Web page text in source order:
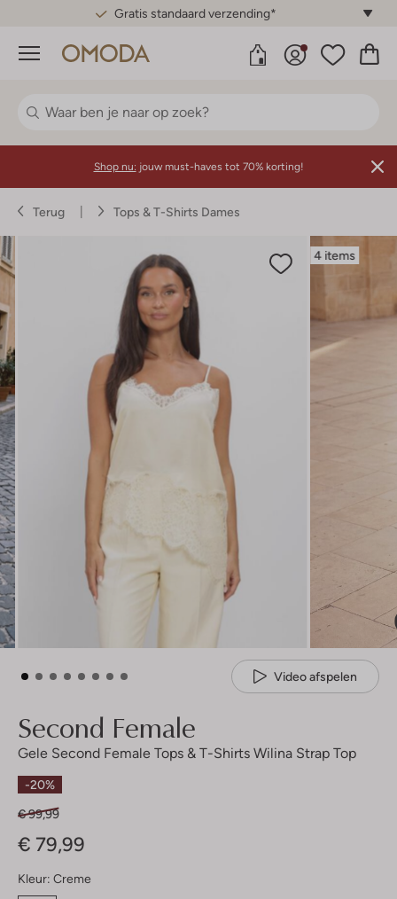
Gratis standaard verzending*
Menu
Shop nu: jouw must-haves tot 70% korting!
Terug Tops & T-Shirts Dames
4 items
Video afspelen
Second Female
Gele Second Female Tops & T-Shirts Wilina Strap Top
-20%
€ 99,99
€ 79,99
Kleur: Creme